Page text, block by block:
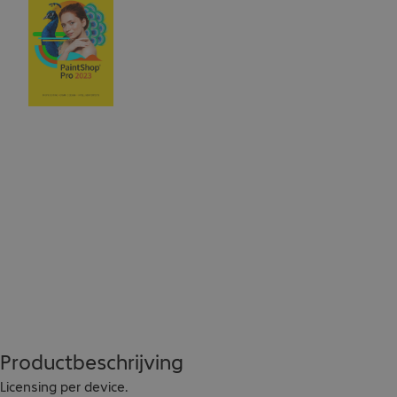
Productbeschrijving
Licensing per device.